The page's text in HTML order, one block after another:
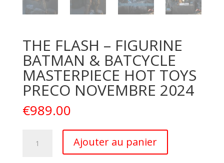
THE FLASH – FIGURINE
BATMAN & BATCYCLE
MASTERPIECE HOT TOYS
PRECO NOVEMBRE 2024
€989.00
Ajouter au panier